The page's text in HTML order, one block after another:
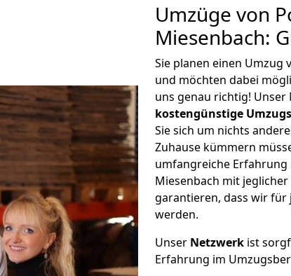
Umzüge von
Miesenbach:
Sie planen einen Umzug
und möchten dabei
uns genau richtig!
kostengünstige
Sie sich um nichts
Zuhause kümmern
umfangreiche Erfahrung
Miesenbach mit
garantieren, dass wir für
werden.
Unser Netzwerk ist
Erfahrung im